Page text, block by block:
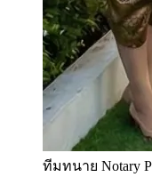
ทีมทนาย Notary